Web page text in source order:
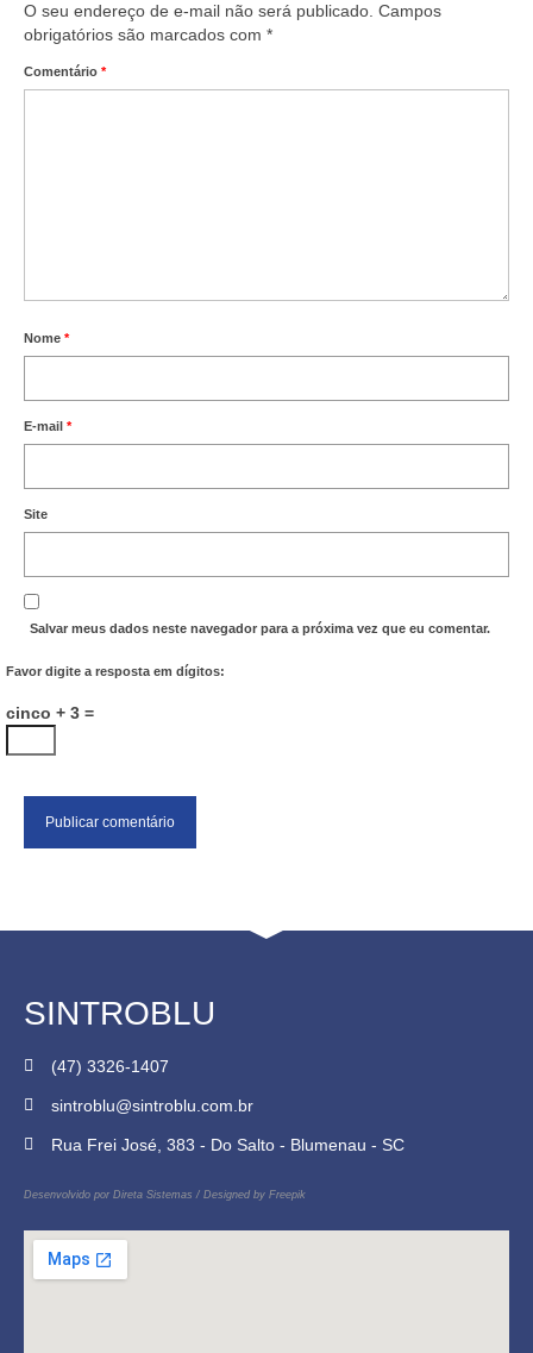
O seu endereço de e-mail não será publicado. Campos
obrigatórios são marcados com *
Comentário *
Nome *
E-mail *
Site
Salvar meus dados neste navegador para a próxima vez que eu comentar.
Favor digite a resposta em dígitos:
cinco + 3 =
SINTROBLU
(47) 3326-1407
sintroblu@sintroblu.com.br
Rua Frei José, 383 - Do Salto - Blumenau - SC
Desenvolvido por Direta Sistemas / Designed by Freepik